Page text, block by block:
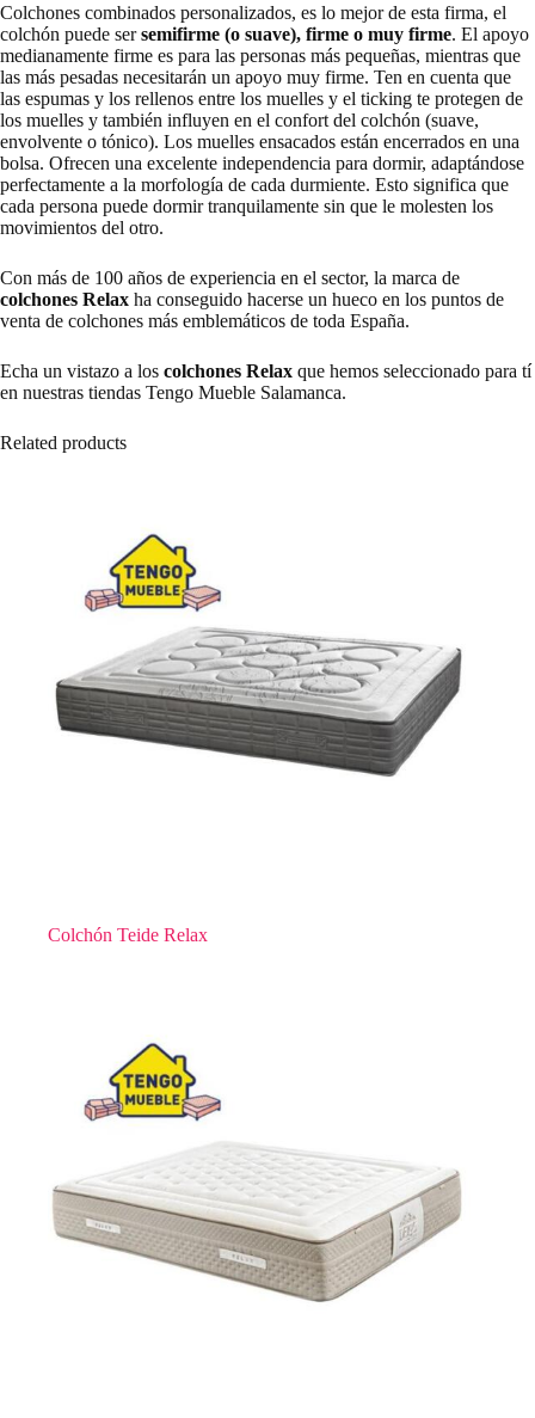
Colchones combinados personalizados, es lo mejor de esta firma, el
colchón puede sersemifirme (o suave), firme o muy firme. El apoyo
medianamente firme es para las personas más pequeñas, mientras que
las más pesadas necesitarán un apoyo muy firme. Ten en cuenta que
las espumas y los rellenos entre los muelles y el ticking te protegen de
los muelles y también influyen en el confort del colchón (suave,
envolvente o tónico). Los muelles ensacados están encerrados en una
bolsa. Ofrecen una excelente independencia para dormir, adaptándose
perfectamente a la morfología de cada durmiente. Esto significa que
cada persona puede dormir tranquilamente sin que le molesten los
movimientos del otro.
Con más de 100 años de experiencia en el sector, la marca de
colchones Relax ha conseguido hacerse un hueco en los puntos de
venta de colchones más emblemáticos de toda España.
Echa un vistazo a los colchones Relax que hemos seleccionado para tí
en nuestras tiendas Tengo Mueble Salamanca.
Related products
Colchón Teide Relax